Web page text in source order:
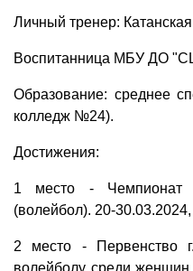
Личный тренер:
Воспитанница МБУ ДО
Образование: среднее
колледж №24).
Достижения:
1 место - Чемпионат
(волейбол). 20-30.03.2024,
2 место - Первенство
волейболу среди женщин